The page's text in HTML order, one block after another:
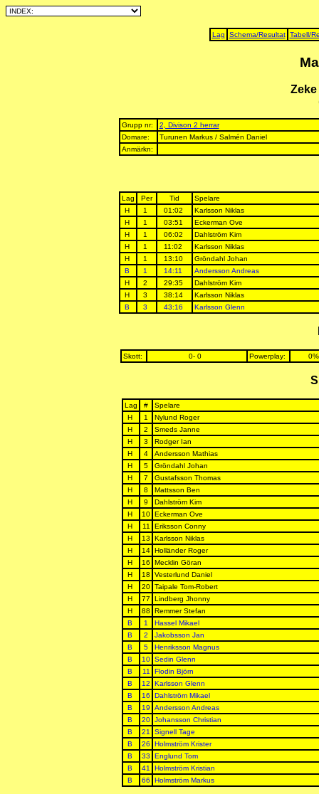
Lag Schema/Resultat Tabell/
Grupp nr:
2, Divison 2 herrar
Domare:
Turunen Markus / Salmén Daniel
Anmärkn:
Lag Per Tid
Spelare
H
1 01:02
Karlsson Niklas
H
1 03:51
Eckerman Ove
H
1 06:02
Dahlström Kim
H
1 11:02
Karlsson Niklas
H
1 13:10
Gröndahl Johan
B
1 14:11
Andersson Andreas
H
2 29:35
Dahlström Kim
H
3 38:14
Karlsson Niklas
B
3 43:16 Karlsson Glenn
Skott: 0- 0 Powerplay:
Lag #
Spelare
H
1
Nylund Roger
H
2
Smeds Janne
H
3
Rodger Ian
H
4
Andersson Mathias
H
5
Gröndahl Johan
H
7
Gustafsson Thomas
H
8
Mattsson Ben
H
9
Dahlström Kim
H
10
Eckerman Ove
H
11
Eriksson Conny
H
13
Karlsson Niklas
H
14
Holländer Roger
H
16
Mecklin Göran
H
18
Vesterlund Daniel
H
20 Taipale Tom-Robert
H
77
Lindberg Jhonny
H
88
Remmer Stefan
B
1
Hassel Mikael
B
2
Jakobsson Jan
B
5
Henriksson Magnus
B
10 Sedin Glenn
B
11
Flodin Björn
B
12
Karlsson Glenn
B
16
Dahlström Mikael
B
19
Andersson Andreas
B
20 Johansson Christian
B
21
Signell Tage
B
26
Holmström Krister
B
33
Englund Tom
B
41
Holmström Kristian
B
66 Holmström Markus